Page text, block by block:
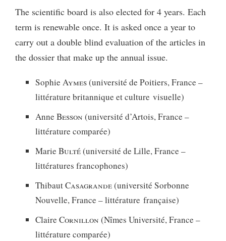
The scientific board is also elected for 4 years. Each
term is renewable once. It is asked once a year to
carry out a double blind evaluation of the articles in
the dossier that make up the annual issue.
Sophie Aymes(université de Poitiers, France –
littérature britannique et culture visuelle)
Anne Besson (université d’Artois, France –
littérature comparée)
Marie Bulté(université de Lille, France –
littératures francophones)
ThibautCasagrande(université Sorbonne
Nouvelle, France – littérature française)
Claire Cornillon (Nîmes Université, France –
littérature comparée)